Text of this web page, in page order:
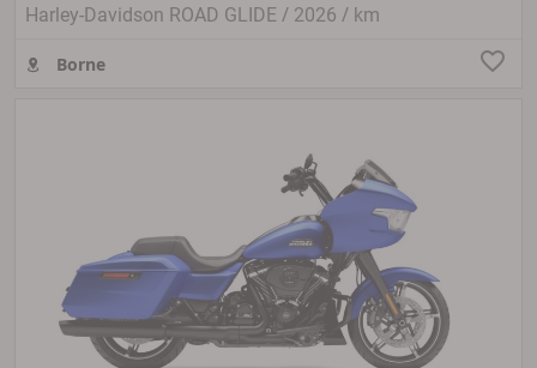
Harley-Davidson ROAD GLIDE / 2026 / km
Borne